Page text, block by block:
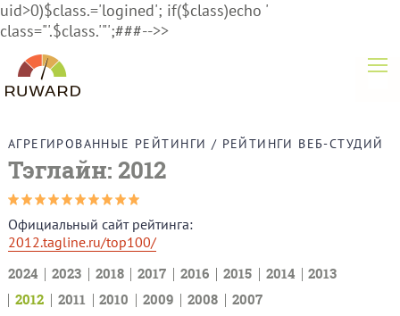
uid>0)$class.='logined'; if($class)echo '
class="'.$class.'"';###-->>
АГРЕГИРОВАННЫЕ РЕЙТИНГИ / РЕЙТИНГИ ВЕБ-СТУДИЙ
Тэглайн: 2012
Официальный сайт рейтинга:
2012.tagline.ru/top100/
2024
2023 2018 2017 2016 2015 2014
2013
2012
2011 2010 2009 2008 2007